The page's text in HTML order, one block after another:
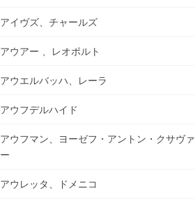
アイヴズ、チャールズ
アウアー 、レオポルト
アウエルバッハ、レーラ
アウフデルハイド
アウフマン、ヨーゼフ・アントン・クサヴァ
ー
アウレッタ、ドメニコ